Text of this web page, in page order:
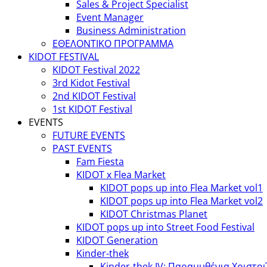
Sales & Project Specialist
Event Manager
Business Administration
ΕΘΕΛΟΝΤΙΚΟ ΠΡΟΓΡΑΜΜΑ
KIDOT FESTIVAL
KIDOT Festival 2022
3rd Kidot Festival
2nd KIDOT Festival
1st KIDOT Festival
EVENTS
FUTURE EVENTS
PAST EVENTS
Fam Fiesta
KIDOT x Flea Market
KIDOT pops up into Flea Market vol1
KIDOT pops up into Flea Market vol2
KIDOT Christmas Planet
KIDOT pops up into Street Food Festival
KIDOT Generation
Kinder-thek